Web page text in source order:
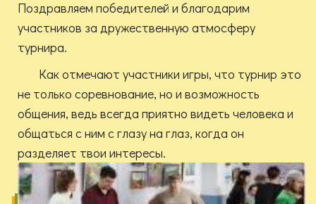
Поздравляем победителей и благодарим
участников за дружественную атмосферу
турнира.
Как отмечают участники игры, что турнир это
не только соревнование, но и возможность
общения, ведь всегда приятно видеть человека и
общаться с ним с глазу на глаз, когда он
разделяет твои интересы.